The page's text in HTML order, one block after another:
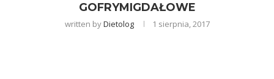
GOFRYMIGDAŁOWE
written byDietolog 1 sierpnia, 2017